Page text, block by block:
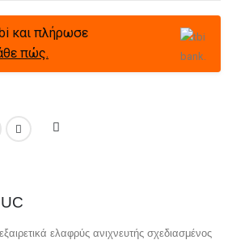
και πλήρωσε
πώς.
ελαφρύς ανιχνευτής σχεδιασμένος